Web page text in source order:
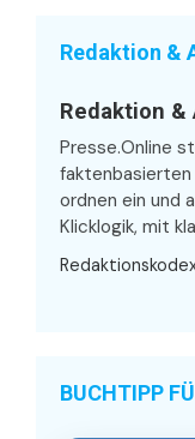
Redaktion &
Redaktion &
Presse.Online
faktenbasierten
ordnen ein und
Klicklogik, mit
BUCHTIPP